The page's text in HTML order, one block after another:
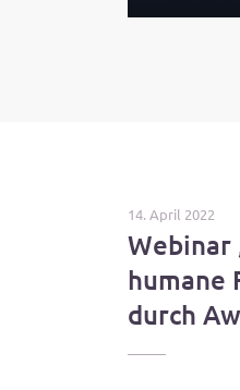
14. April 2022
Webinar
humane
durch